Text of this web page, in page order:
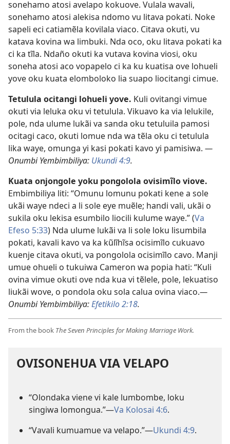
sonehamo atosi avelapo kokuove. Vulala wavali,
sonehamo atosi alekisa ndomo vu litava pokati. Noke
sapeli eci catiamẽla kovilala viaco. Citava okuti, vu
katava kovina wa limbuki. Nda oco, oku litava pokati ka
ci ka tĩla. Ndaño okuti ka vutava kovina viosi, oku
soneha atosi aco vopapelo ci ka ku kuatisa ove lohueli
yove oku kuata elomboloko lia suapo liocitangi cimue.
Tetulula ocitangi lohueli yove. Kuli ovitangi vimue
okuti via leluka oku vi tetulula. Vikuavo ka via lelukile,
pole, nda ulume lukãi va sanda oku tetuluila pamosi
ocitagi caco, okuti lomue nda wa tẽla oku ci tetulula
lika waye, omunga yi kasi pokati kavo yi pamisiwa. —
Onumbi Yembimbiliya: Ukundi 4:9.
Kuata onjongole yoku pongolola ovisimĩlo viove.
Embimbiliya liti: “Omunu lomunu pokati kene a sole
ukãi waye ndeci a li sole eye muẽle; handi vali, ukãi o
sukila oku lekisa esumbilo liocili kulume waye.” (Va
Efeso 5:33) Nda ulume lukãi va li sole loku lisumbila
pokati, kavali kavo va ka kũlĩhĩsa ocisimĩlo cukuavo
kuenje citava okuti, va pongolola ocisimĩlo cavo. Manji
umue ohueli o tukuiwa Cameron wa popia hati: “Kuli
ovina vimue okuti ove nda kua vi tẽlele, pole, lekuatiso
liukãi wove, o pondola oku sola calua ovina viaco.—
Onumbi Yembimbiliya:Efetikilo 2:18.
From the book The Seven Principles for Making Marriage Work.
OVISONEHUA VIA VELAPO
“Olondaka viene vi kale lumbombe, loku
singiwa lomongua.”​—Va Kolosai 4:6.
“Vavali kumuamue va velapo.”​—Ukundi 4:9.